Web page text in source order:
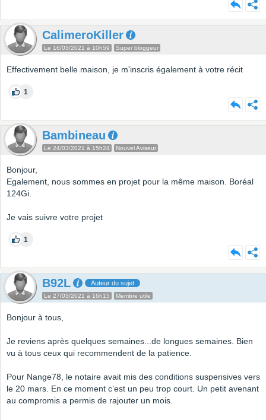
CalimeroKiller
Le 16/03/2021 à 10h59 Super bloggeur
Effectivement belle maison, je m'inscris également à votre récit
1
Bambineau
Le 24/03/2021 à 15h24 Nouvel Aviseur
Bonjour,
Egalement, nous sommes en projet pour la même maison. Boréal
124Gi.
Je vais suivre votre projet
1
B92L Auteur du sujet
Le 27/03/2021 à 16h15 Membre utile
Bonjour à tous,
Je reviens après quelques semaines...de longues semaines. Bien
vu à tous ceux qui recommendent de la patience.
Pour Nange78, le notaire avait mis des conditions suspensives vers
le 20 mars. En ce moment c’est un peu trop court. Un petit avenant
au compromis a permis de rajouter un mois.